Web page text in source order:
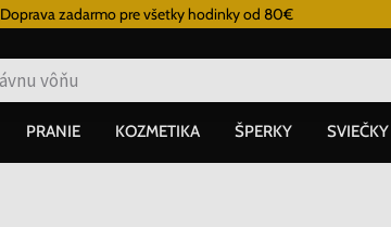
Doprava zadarmo pre všetky hodinky od 80€
PRANIE KOZMETIKA ŠPERKY SVIEČKY